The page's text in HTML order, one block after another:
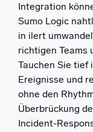
Integration
Sumo Logic
in ilert
richtigen Teams
Tauchen Sie tief
Ereignisse und
ohne den
Überbrückung
Incident-